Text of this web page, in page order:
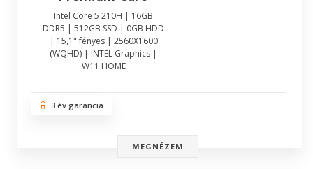
Intel Core 5 210H | 16GB
DDR5 | 512GB SSD | 0GB HDD
| 15,1" fényes | 2560X1600
(WQHD) | INTEL Graphics |
W11 HOME
3 év garancia
MEGNÉZEM